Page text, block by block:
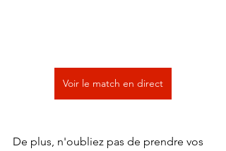
Voir le match en direct
De plus, n'oubliez pas de prendre vos